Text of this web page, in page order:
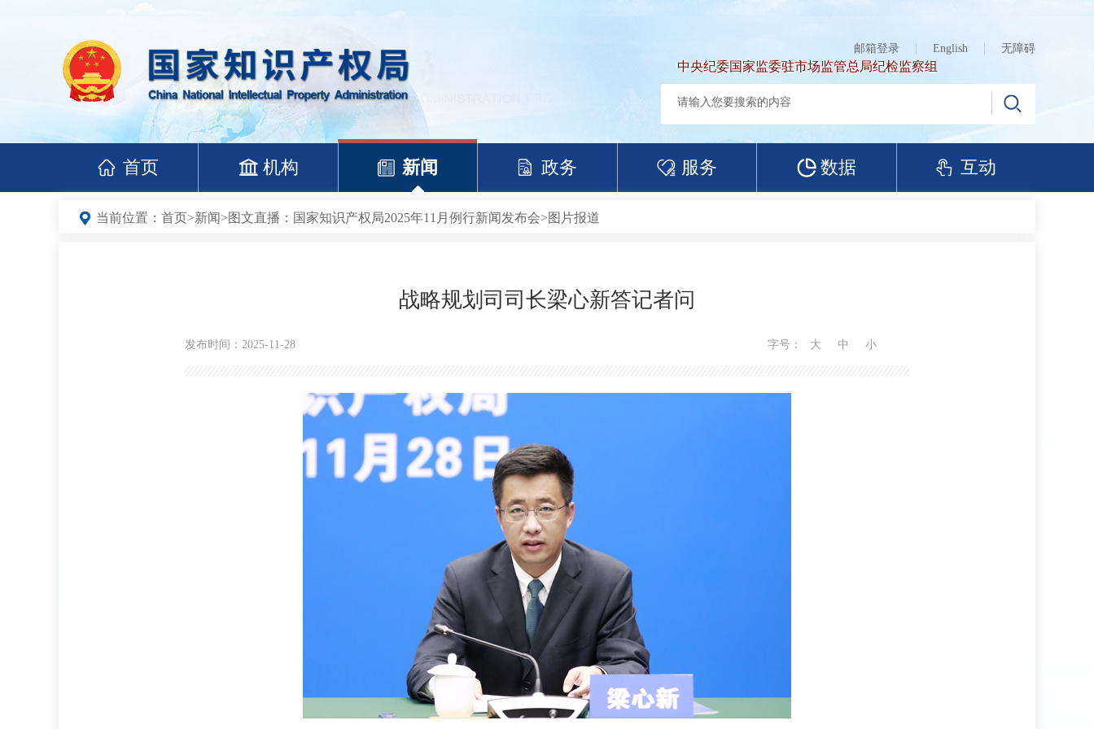
邮箱登录 English 无障碍
中央纪委国家监委驻市场监管总局纪检监察组
首页 机构 新闻 政务 服务 数据 互动
当前位置： 首页>新闻>图文直播：国家知识产权局2025年11月例行新闻发布会>图片报道
战略规划司司长梁心新答记者问
发布时间：2025-11-28 字号： 大 中 小